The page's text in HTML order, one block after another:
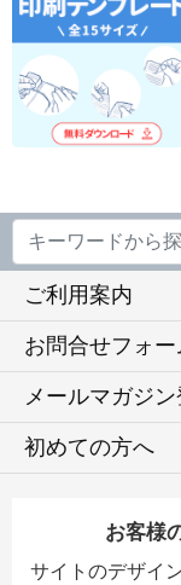
ご利用案内
お問合せフォー
メールマガジ
初めての方へ
お客様
サイトのデザイ